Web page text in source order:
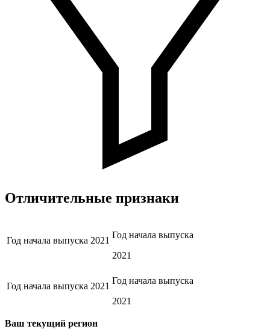
Отличительные признаки
Год начала выпуска 2021
Год начала выпуска
2021
Год начала выпуска 2021
Год начала выпуска
2021
Ваш текущий регион